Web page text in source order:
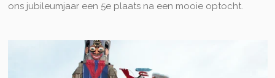
ons jubileumjaar een 5e plaats na een mooie optocht.